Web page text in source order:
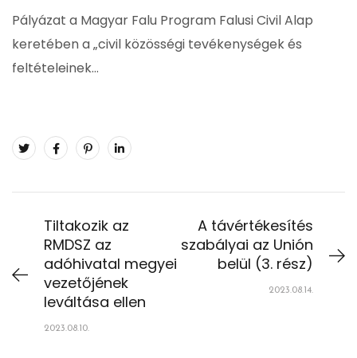
Pályázat a Magyar Falu Program Falusi Civil Alap
keretében a „civil közösségi tevékenységek és
feltételeinek…
Tiltakozik az
RMDSZ az
adóhivatal megyei
vezetőjének
leváltása ellen
2023.08.10.
A távértékesítés
szabályai az Unión
belül (3. rész)
2023.08.14.